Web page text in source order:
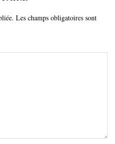
Les champs obligatoires sont